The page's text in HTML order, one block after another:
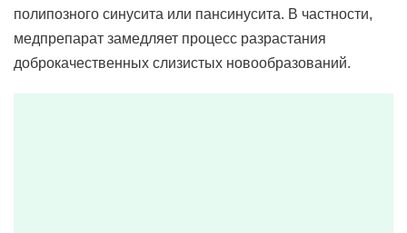
полипозного синусита или пансинусита. В частности,
медпрепарат замедляет процесс разрастания
доброкачественных слизистых новообразований.